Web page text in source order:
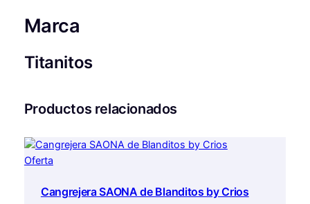
Marca
Titanitos
Productos relacionados
OfertaProducto
oferta
Cangrejera SAONA de Blanditos by Crios